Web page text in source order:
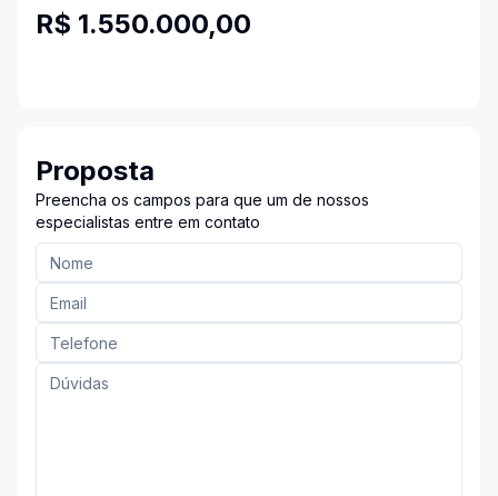
R$ 1.550.000,00
Proposta
Preencha os campos para que um de nossos
especialistas entre em contato